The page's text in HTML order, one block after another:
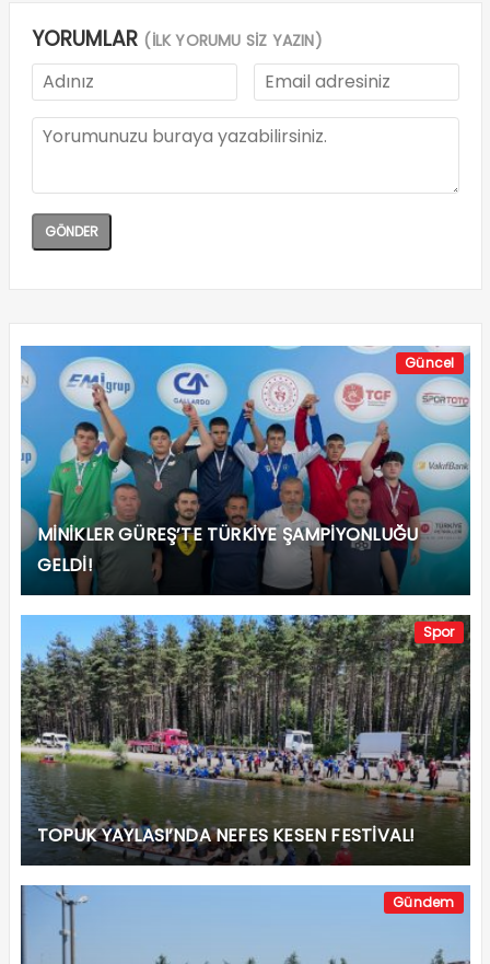
YORUMLAR (İLK YORUMU SİZ YAZIN)
Güncel
MİNİKLER GÜREŞ’TE TÜRKİYE ŞAMPİYONLUĞU
GELDİ!
Spor
TOPUK YAYLASI’NDA NEFES KESEN FESTİVAL!
Gündem